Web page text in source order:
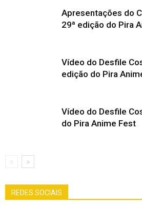
Apresentações do
29ª edição do Pira
Vídeo do Desfile
edição do Pira
Vídeo do Desfile
do Pira Anime Fest
REDES SOCIAIS